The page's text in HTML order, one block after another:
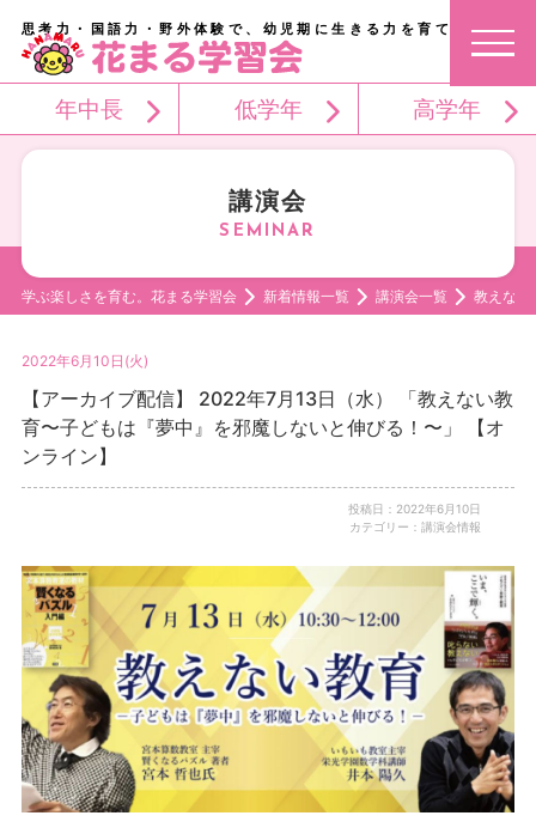
思考力・国語力・野外体験で、幼児期に生きる力を育てる。
年中長 低学年 高学年
講演会
学ぶ楽しさを育む。花まる学習会 新着情報一覧 講演会一覧 教えない
2022年6月10日(火)
【アーカイブ配信】 2022年7月13日（水） 「教えない教
育〜子どもは『夢中』を邪魔しないと伸びる！〜」 【オ
ンライン】
投稿日：2022年6月10日
カテゴリー：講演会情報